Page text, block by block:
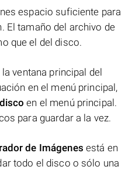
espacio suficiente para
El tamaño del archivo de
que el del disco.
ventana principal del
en el menú principal,
en el menú principal.
para guardar a la vez.
de Imágenes está en
todo el disco o sólo una